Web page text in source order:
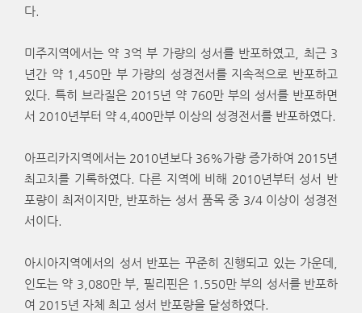
다.
미주지역에서는 약 3억 부 가량의 성서를 반포하였고, 최근 3
년간 약 1,450만 부 가량의 성경전서를 지속적으로 반포하고
있다. 특히 브라질은 2015년 약 760만 부의 성서를 반포하면
서 2010년부터 약 4,400만부 이상의 성경전서를 반포하였다.
아프리카지역에서는 2010년보다 36%가량 증가하여 2015년
최고치를 기록하였다. 다른 지역에 비해 2010년부터 성서 반
포량이 최저이지만, 반포하는 성서 품목 중 3/4 이상이 성경전
서이다.
아시아지역에서의 성서 반포는 꾸준히 진행되고 있는 가운데,
인도는 약 3,080만 부, 필리핀은 1.550만 부의 성서를 반포하
여 2015년 자체 최고 성서 반포량을 달성하였다.